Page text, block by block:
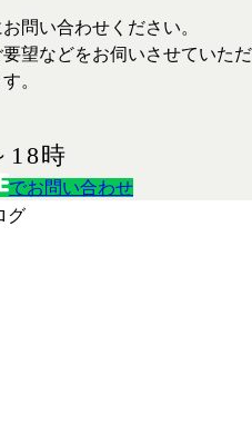
問い合わせください。
望などをお伺いさせていただ
。
18時
でお問い合わせ
グ